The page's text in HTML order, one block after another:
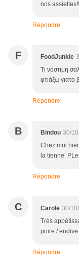
nos
Répondre
F FoodJunkie
Τι νόστιμη
φτιάξω γιατο
Répondre
B Bindou 30/
Chez moi
la tienne.
Répondre
C Carole 30/
Très
poire /
Répondre